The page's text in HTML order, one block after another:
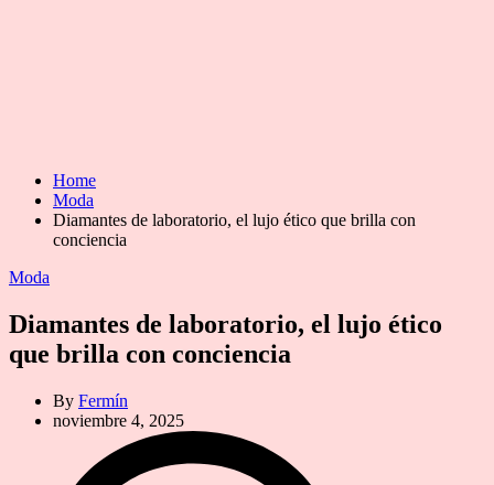
Home
Moda
Diamantes de laboratorio, el lujo ético que brilla con
conciencia
Categories
Moda
Diamantes de laboratorio, el lujo ético
que brilla con conciencia
By Fermín
noviembre 4, 2025